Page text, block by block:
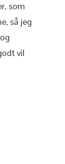
som
så jeg
vil